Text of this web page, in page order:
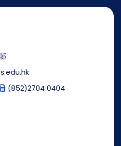
(852)2704 0404